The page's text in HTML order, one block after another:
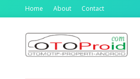
Home About Contact